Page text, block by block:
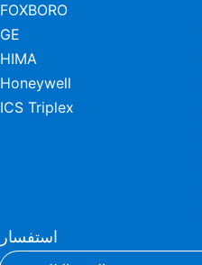
FOXBORO
GE
HIMA
Honeywell
ICS Triplex
استفسار